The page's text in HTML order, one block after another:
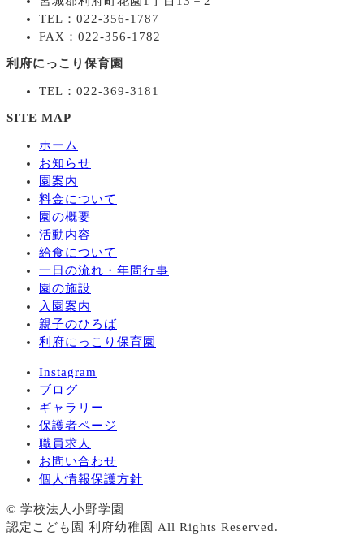
TEL：022-356-1787
FAX：022-356-1782
利府にっこり保育園
TEL：022-369-3181
SITE MAP
ホーム
お知らせ
園案内
料金について
園の概要
活動内容
給食について
一日の流れ・年間行事
園の施設
入園案内
親子のひろば
利府にっこり保育園
Instagram
ブログ
ギャラリー
保護者ページ
職員求人
お問い合わせ
個人情報保護方針
© 学校法人小野学園
認定こども園 利府幼稚園 All Rights Reserved.